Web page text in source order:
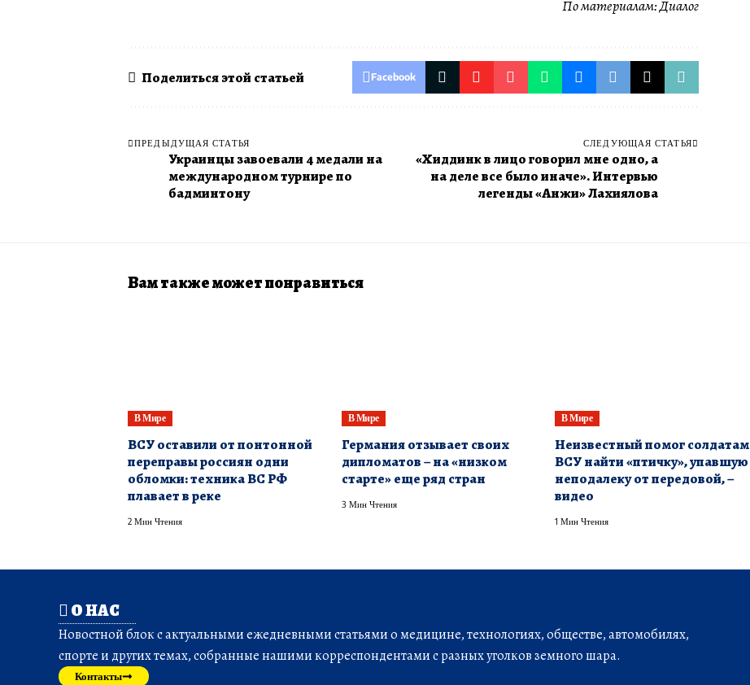
По материалам:Диалог
Поделиться этой статьей Facebook
ПРЕДЫДУЩАЯ СТАТЬЯ
Украинцы завоевали 4 медали на
международном турнире по
бадминтону
СЛЕДУЮЩАЯ СТАТЬЯ
«Хиддинк в лицо говорил мне одно, а
на деле все было иначе». Интервью
легенды «Анжи» Лахиялова
Вам также может понравиться
В Мире
ВСУ оставили от понтонной
переправы россиян одни
обломки: техника ВС РФ
плавает в реке
2 Мин Чтения
В Мире
Германия отзывает своих
дипломатов – на «низком
старте» еще ряд стран
3 Мин Чтения
В Мире
Неизвестный помог солдатам
ВСУ найти «птичку», упавшую
неподалеку от передовой, –
видео
1 Мин Чтения
О НАС
Новостной блок с актуальными ежедневными статьями о медицине, технологиях, обществе, автомобилях,
спорте и других темах, собранные нашими корреспондентами с разных уголков земного шара.
Контакты